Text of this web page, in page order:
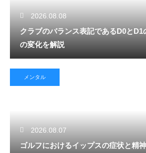
2026.08.08
クラブのバランス表記であるD0とD1
の変化を解説
メンタル
2026.08.07
ゴルフにおけるイップスの症状と精